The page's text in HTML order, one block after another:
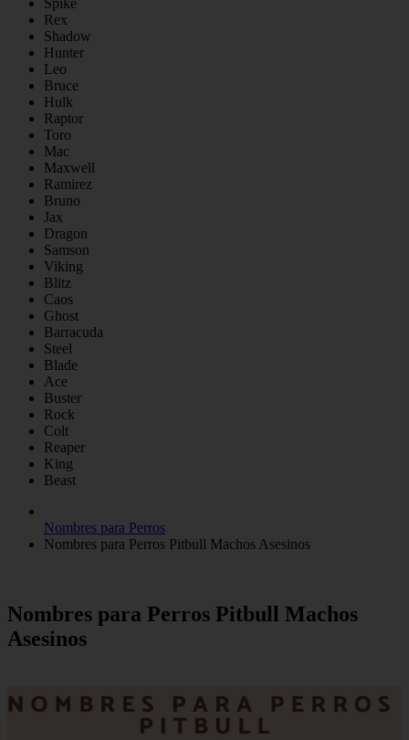
Spike
Rex
Shadow
Hunter
Leo
Bruce
Hulk
Raptor
Toro
Mac
Maxwell
Ramirez
Bruno
Jax
Dragon
Samson
Viking
Blitz
Caos
Ghost
Barracuda
Steel
Blade
Ace
Buster
Rock
Colt
Reaper
King
Beast
Nombres para Perros
Nombres para Perros Pitbull Machos Asesinos
Nombres para Perros Pitbull Machos
Asesinos